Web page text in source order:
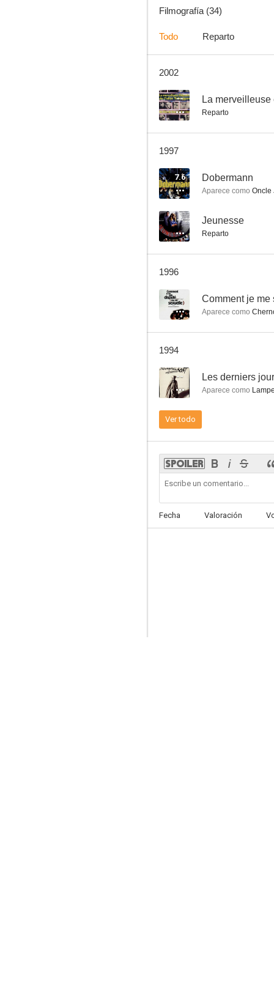
--
Girls with Guns
--
--
Filmografía (34)
Todo Reparto
2002
-- La
Reparto
1997
7.6 Dobermann
Aparece como Oncle
-- Jeunesse
Reparto
1996
-- Comment je me
Aparece como
1994
--
Aparece como
Ver todo
Fecha Valoración